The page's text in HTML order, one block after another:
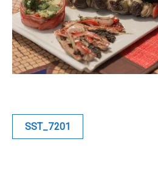
Blue
Equilibre
Renaissance
Sunustreet
Navigation
SST_7201